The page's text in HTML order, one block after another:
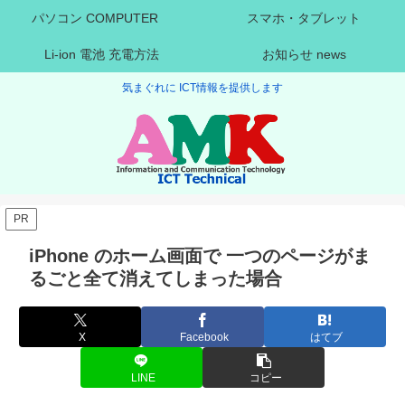
気まぐれに ICT情報を提供します
パソコン COMPUTER スマホ・タブレット
Li-ion 電池 充電方法 お知らせ news
PR
iPhone のホーム画面で 一つのページがま
るごと全て消えてしまった場合
X Facebook はてブ
LINE コピー